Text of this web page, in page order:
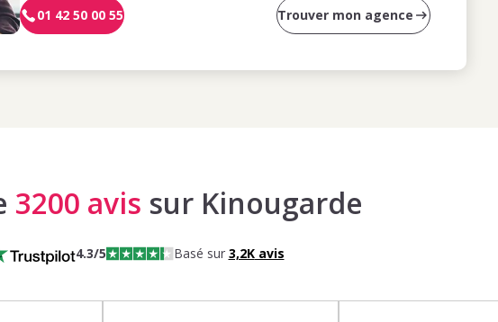
01 42 50 00 55 Trouver mon agence
3200 avis sur Kinougarde
4.3/5 Basé sur 3,2Kavis